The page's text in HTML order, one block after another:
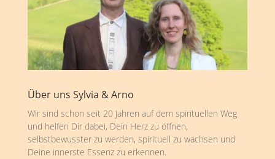
Über uns Sylvia & Arno
Wir sind schon seit 20 Jahren auf dem spirituellen Weg
und helfen Dir dabei, Dein Herz zu öffnen,
selbstbewusster zu werden, spirituell zu wachsen und
Deine innerste Essenz zu erkennen.